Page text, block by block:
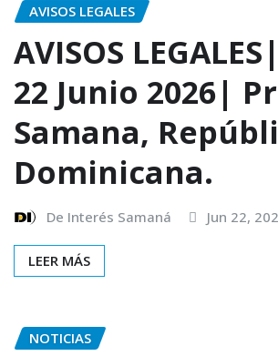
AVISOS LEGALES
AVISOS
22 Junio 2026|
Samana,
Dominicana.
De Interés Samaná Jun 22,
LEER MÁS
NOTICIAS